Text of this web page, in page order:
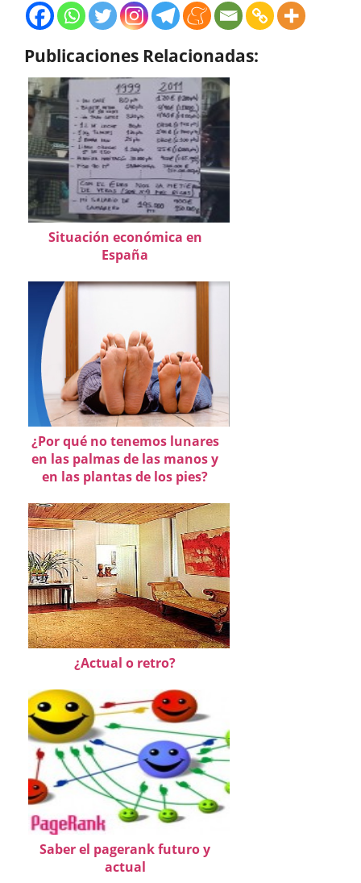
Publicaciones Relacionadas:
Situación económica en
España
¿Por qué no tenemos lunares
en las palmas de las manos y
en las plantas de los pies?
¿Actual o retro?
Saber el pagerank futuro y
actual